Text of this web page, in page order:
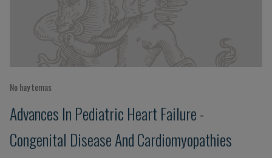
No hay temas
Advances In Pediatric Heart Failure -
Congenital Disease And Cardiomyopathies